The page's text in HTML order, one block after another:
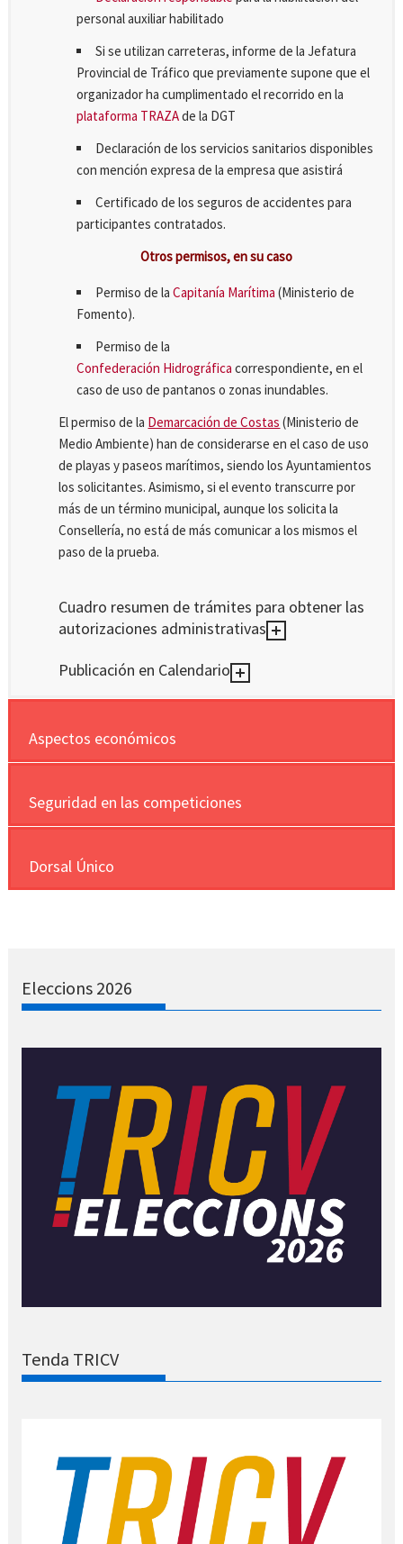
personal auxiliar habilitado
Si se utilizan carreteras, informe de la Jefatura
Provincial de Tráfico que previamente supone que el
organizador ha cumplimentado el recorrido en la
plataforma TRAZAde la DGT
Declaración de los servicios sanitarios disponibles
con mención expresa de la empresa que asistirá
Certificado de los seguros de accidentes para
participantes contratados.
Otros permisos, en su caso
Permiso de la Capitanía Marítima (Ministerio de
Fomento).
Permiso de la
Confederación Hidrográfica correspondiente, en el
caso de uso de pantanos o zonas inundables.
El permiso de la Demarcación de Costas (Ministerio de
Medio Ambiente) han de considerarse en el caso de uso
de playas y paseos marítimos, siendo los Ayuntamientos
los solicitantes. Asimismo, si el evento transcurre por
más de un término municipal, aunque los solicita la
Consellería, no está de más comunicar a los mismos el
paso de la prueba.
Cuadro resumen de trámites para obtener las
autorizaciones administrativas
Publicación en Calendario
Aspectos económicos
Seguridad en las competiciones
Dorsal Único
Eleccions 2026
Tenda TRICV